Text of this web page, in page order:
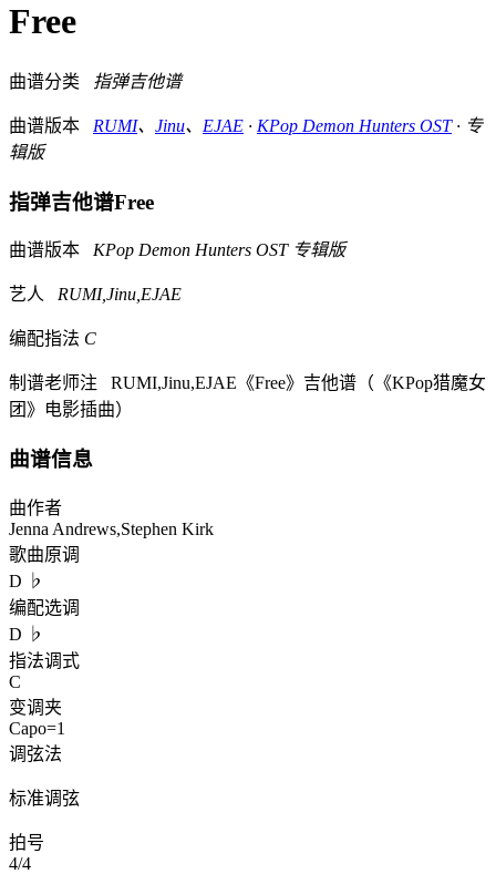
Free
曲谱分类 指弹吉他谱
曲谱版本 RUMI、 Jinu、 EJAE · KPop Demon Hunters OST· 专
辑版
指弹吉他谱Free
曲谱版本 KPop Demon Hunters OST 专辑版
艺人 RUMI,Jinu,EJAE
编配指法 C
制谱老师注
RUMI,Jinu,EJAE《Free》吉他谱（《KPop猎魔女
团》电影插曲）
曲谱信息
曲作者
Jenna Andrews,Stephen Kirk
歌曲原调
D ♭
编配选调
D ♭
指法调式
C
变调夹
Capo=1
调弦法
标准调弦
拍号
4/4